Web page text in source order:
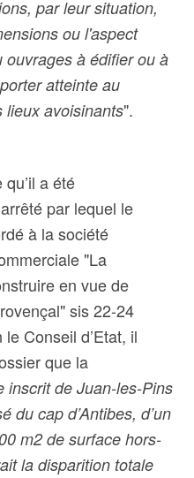
par leur situation,
ou l'aspect
à édifier ou à
atteinte au
lieux avoisinants".
a été
par lequel le
à la société
"La
en vue de
sis 22-24
le Conseil d’Etat, il
que la
inscrit de Juan-les-Pins
du cap d’Antibes, d’un
m2 de surface hors-
la disparition totale